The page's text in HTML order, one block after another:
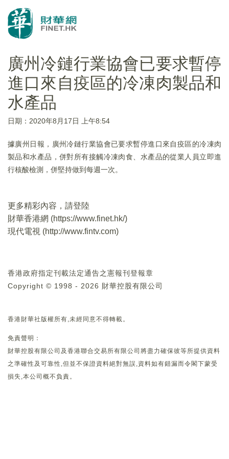
廣州冷鏈行業協會已要求暫停
進口來自疫區的冷凍肉製品和
水產品
日期：2020年8月17日 上午8:54
據廣州日報，廣州冷鏈行業協會已要求暫停進口來自疫區的冷凍肉
製品和水產品，併對所有接觸冷凍肉食、水產品的從業人員立即進
行核酸檢測，併堅持做到每週一次。
更多精彩內容，請登陸
財華香港網 (https://www.finet.hk/)
現代電視 (http://www.fintv.com)
香港政府指定刊載法定通告之憲報刊登報章
Copyright © 1998 - 2026 財華控股有限公司
香港財華社版權所有,未經同意不得轉載。
免責聲明：
財華控股有限公司及香港聯合交易所有限公司將盡力確保彼等所提供資料
之準確性及可靠性,但並不保證資料絕對無誤,資料如有錯漏而令閣下蒙受
損失,本公司概不負責。